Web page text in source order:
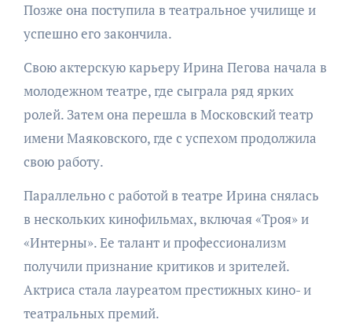
Позже она поступила в театральное училище и
успешно его закончила.
Свою актерскую карьеру Ирина Пегова начала в
молодежном театре, где сыграла ряд ярких
ролей. Затем она перешла в Московский театр
имени Маяковского, где с успехом продолжила
свою работу.
Параллельно с работой в театре Ирина снялась
в нескольких кинофильмах, включая «Троя» и
«Интерны». Ее талант и профессионализм
получили признание критиков и зрителей.
Актриса стала лауреатом престижных кино- и
театральных премий.